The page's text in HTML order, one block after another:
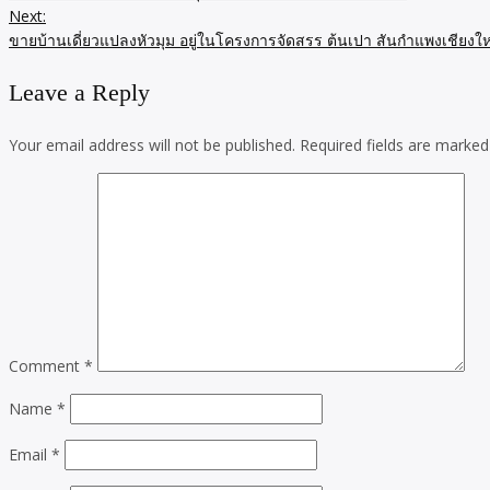
navigation
Next:
ขายบ้านเดี่ยวแปลงหัวมุม อยู่ในโครงการจัดสรร ต้นเปา สันกำแพงเชียงใ
Leave a Reply
Your email address will not be published. Required fields are marked
Comment *
Name *
Email *